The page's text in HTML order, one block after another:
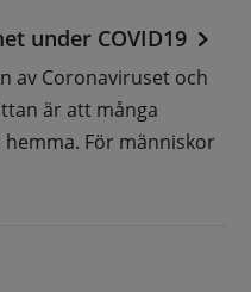
under COVID19
av Coronaviruset och
är att många
För människor